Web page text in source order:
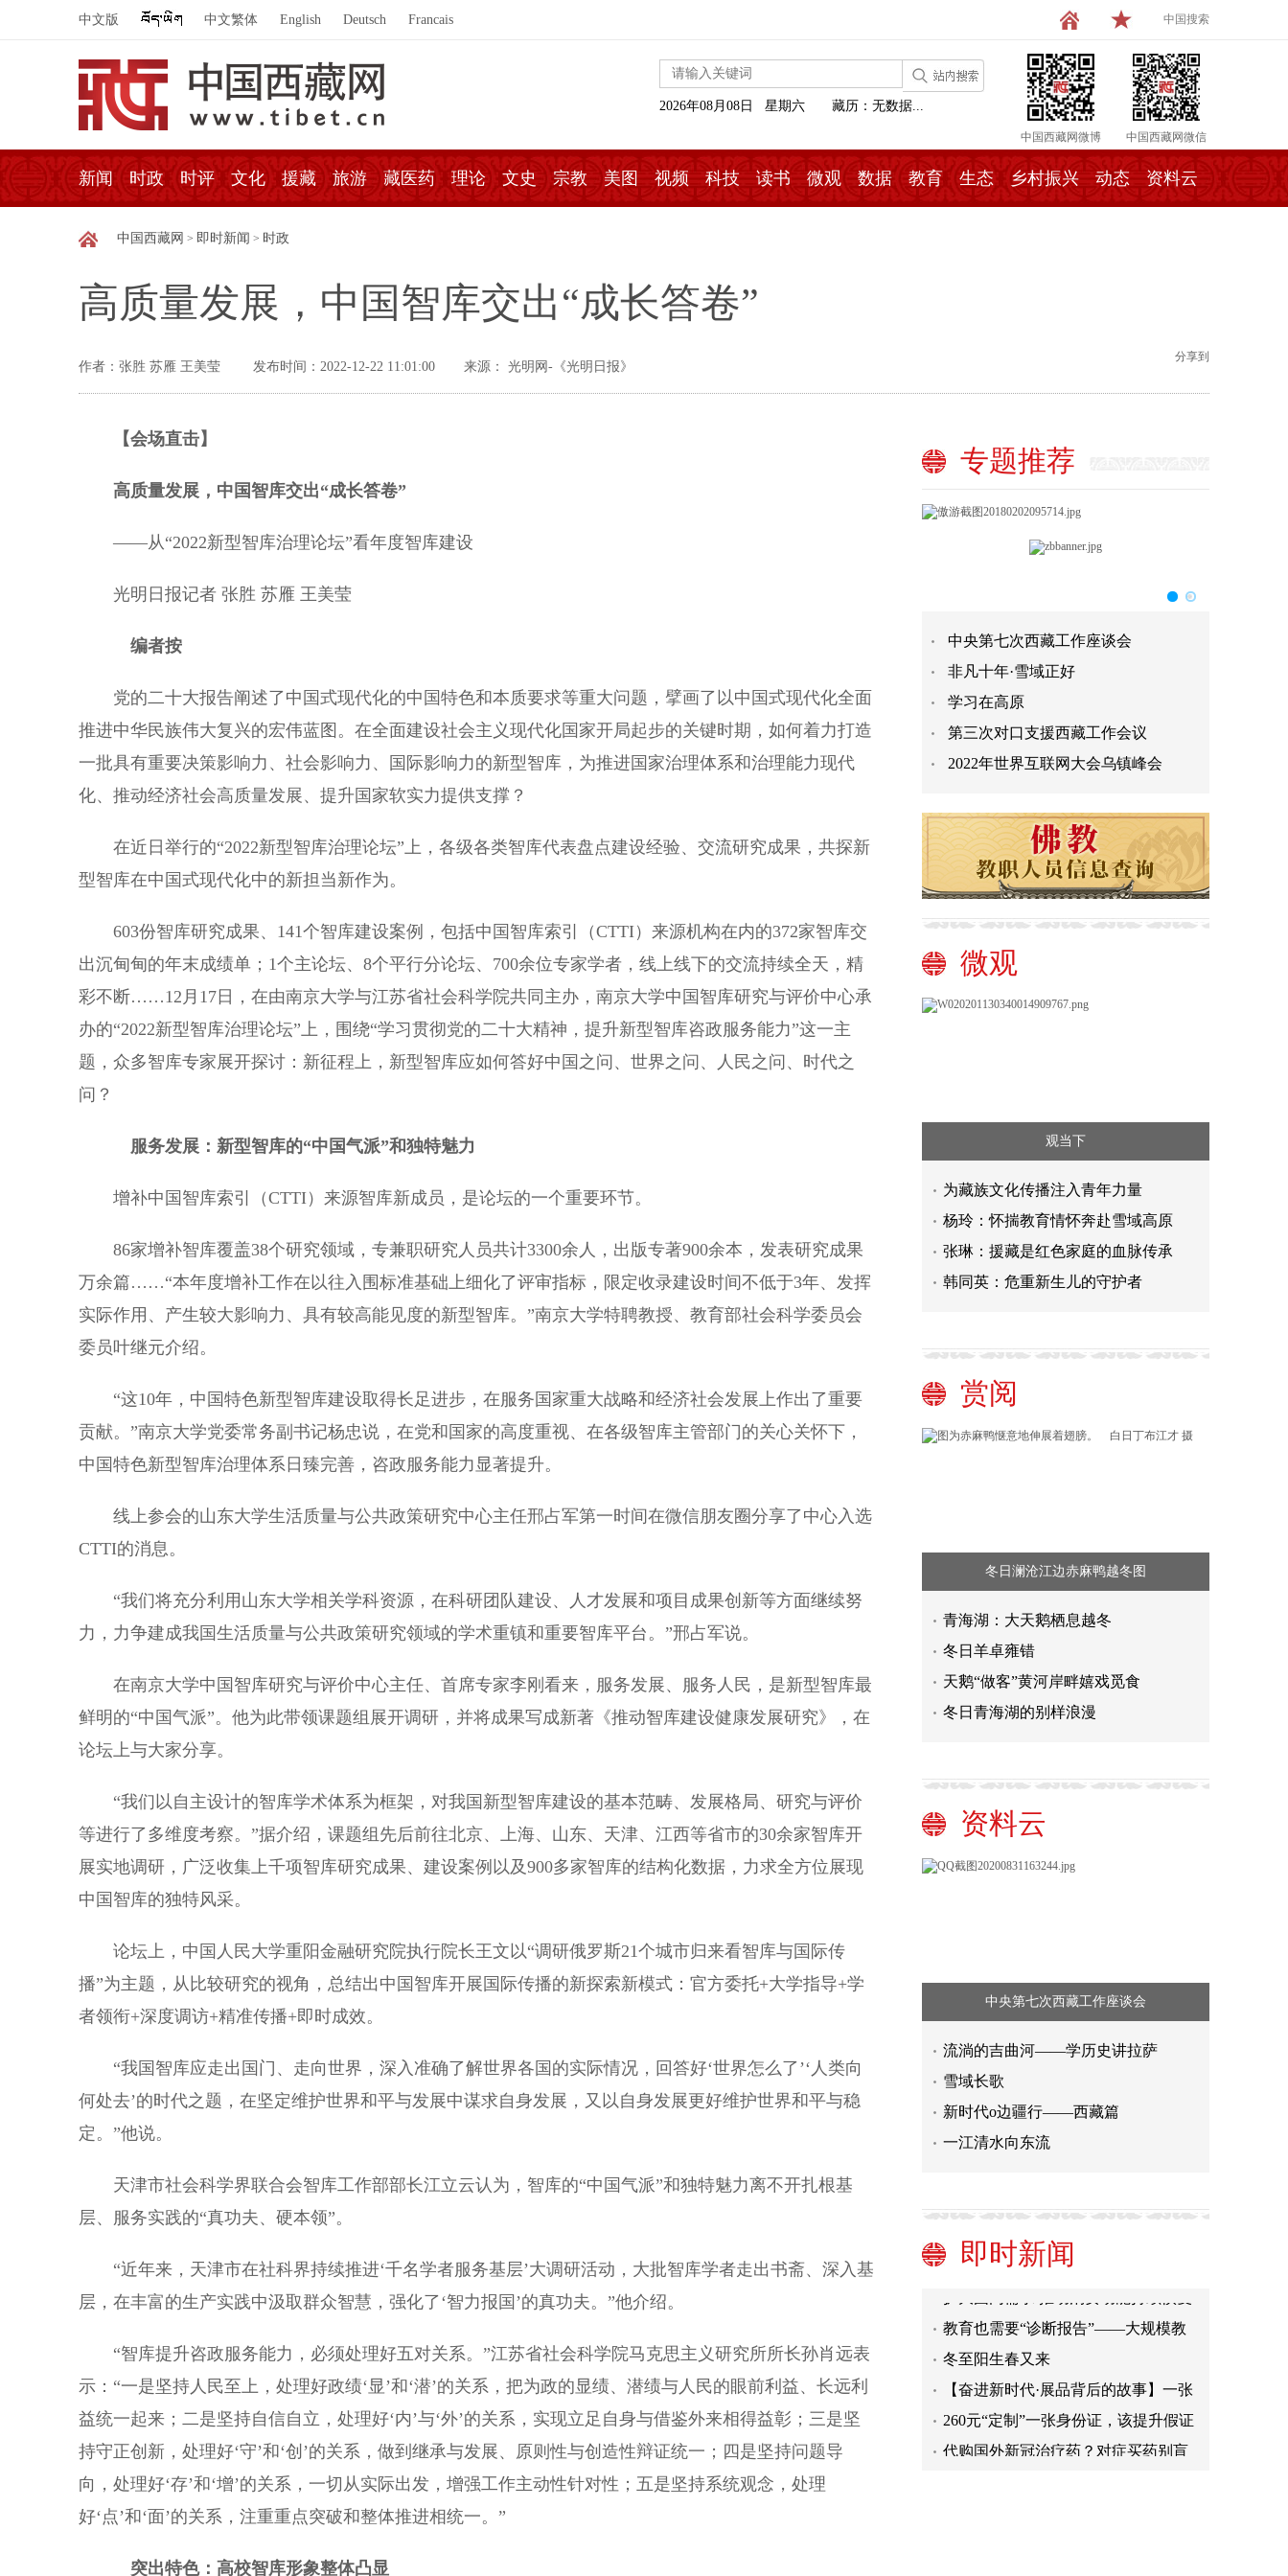
中文版 中文繁体 English Deutsch Francais 中国搜索
中国西藏网微博 中国西藏网微信
2026年08月08日 星期六 藏历：无数据...
新闻 时政 时评 文化 援藏 旅游 藏医药 理论 文史 宗教 美图 视频 科技 读书 微观 数据 教育 生态 乡村振兴 动态 资料云
中国西藏网 > 即时新闻 > 时政
高质量发展，中国智库交出“成长答卷”
作者：张胜 苏雁 王美莹 发布时间：2022-12-22 11:01:00 来源： 光明网-《光明日报》
分享到
【会场直击】
高质量发展，中国智库交出“成长答卷”
——从“2022新型智库治理论坛”看年度智库建设
光明日报记者 张胜 苏雁 王美莹
编者按
党的二十大报告阐述了中国式现代化的中国特色和本质要求等重大问题，擘画了以中国式现代化全面
推进中华民族伟大复兴的宏伟蓝图。在全面建设社会主义现代化国家开局起步的关键时期，如何着力打造
一批具有重要决策影响力、社会影响力、国际影响力的新型智库，为推进国家治理体系和治理能力现代
化、推动经济社会高质量发展、提升国家软实力提供支撑？
在近日举行的“2022新型智库治理论坛”上，各级各类智库代表盘点建设经验、交流研究成果，共探新
型智库在中国式现代化中的新担当新作为。
603份智库研究成果、141个智库建设案例，包括中国智库索引（CTTI）来源机构在内的372家智库交
出沉甸甸的年末成绩单；1个主论坛、8个平行分论坛、700余位专家学者，线上线下的交流持续全天，精
彩不断……12月17日，在由南京大学与江苏省社会科学院共同主办，南京大学中国智库研究与评价中心承
办的“2022新型智库治理论坛”上，围绕“学习贯彻党的二十大精神，提升新型智库咨政服务能力”这一主
题，众多智库专家展开探讨：新征程上，新型智库应如何答好中国之问、世界之问、人民之问、时代之
问？
服务发展：新型智库的“中国气派”和独特魅力
增补中国智库索引（CTTI）来源智库新成员，是论坛的一个重要环节。
86家增补智库覆盖38个研究领域，专兼职研究人员共计3300余人，出版专著900余本，发表研究成果
万余篇……“本年度增补工作在以往入围标准基础上细化了评审指标，限定收录建设时间不低于3年、发挥
实际作用、产生较大影响力、具有较高能见度的新型智库。”南京大学特聘教授、教育部社会科学委员会
委员叶继元介绍。
“这10年，中国特色新型智库建设取得长足进步，在服务国家重大战略和经济社会发展上作出了重要
贡献。”南京大学党委常务副书记杨忠说，在党和国家的高度重视、在各级智库主管部门的关心关怀下，
中国特色新型智库治理体系日臻完善，咨政服务能力显著提升。
线上参会的山东大学生活质量与公共政策研究中心主任邢占军第一时间在微信朋友圈分享了中心入选
CTTI的消息。
“我们将充分利用山东大学相关学科资源，在科研团队建设、人才发展和项目成果创新等方面继续努
力，力争建成我国生活质量与公共政策研究领域的学术重镇和重要智库平台。”邢占军说。
在南京大学中国智库研究与评价中心主任、首席专家李刚看来，服务发展、服务人民，是新型智库最
鲜明的“中国气派”。他为此带领课题组展开调研，并将成果写成新著《推动智库建设健康发展研究》，在
论坛上与大家分享。
“我们以自主设计的智库学术体系为框架，对我国新型智库建设的基本范畴、发展格局、研究与评价
等进行了多维度考察。”据介绍，课题组先后前往北京、上海、山东、天津、江西等省市的30余家智库开
展实地调研，广泛收集上千项智库研究成果、建设案例以及900多家智库的结构化数据，力求全方位展现
中国智库的独特风采。
论坛上，中国人民大学重阳金融研究院执行院长王文以“调研俄罗斯21个城市归来看智库与国际传
播”为主题，从比较研究的视角，总结出中国智库开展国际传播的新探索新模式：官方委托+大学指导+学
者领衔+深度调访+精准传播+即时成效。
“我国智库应走出国门、走向世界，深入准确了解世界各国的实际情况，回答好‘世界怎么了’‘人类向
何处去’的时代之题，在坚定维护世界和平与发展中谋求自身发展，又以自身发展更好维护世界和平与稳
定。”他说。
天津市社会科学界联合会智库工作部部长江立云认为，智库的“中国气派”和独特魅力离不开扎根基
层、服务实践的“真功夫、硬本领”。
“近年来，天津市在社科界持续推进‘千名学者服务基层’大调研活动，大批智库学者走出书斋、深入基
层，在丰富的生产实践中汲取群众智慧，强化了‘智力报国’的真功夫。”他介绍。
“智库提升咨政服务能力，必须处理好五对关系。”江苏省社会科学院马克思主义研究所所长孙肖远表
示：“一是坚持人民至上，处理好政绩‘显’和‘潜’的关系，把为政的显绩、潜绩与人民的眼前利益、长远利
益统一起来；二是坚持自信自立，处理好‘内’与‘外’的关系，实现立足自身与借鉴外来相得益彰；三是坚
持守正创新，处理好‘守’和‘创’的关系，做到继承与发展、原则性与创造性辩证统一；四是坚持问题导
向，处理好‘存’和‘增’的关系，一切从实际出发，增强工作主动性针对性；五是坚持系统观念，处理
好‘点’和‘面’的关系，注重重点突破和整体推进相统一。”
突出特色：高校智库形象整体凸显
专题推荐
中央第七次西藏工作座谈会
非凡十年·雪域正好
学习在高原
第三次对口支援西藏工作会议
2022年世界互联网大会乌镇峰会
微观
观当下
为藏族文化传播注入青年力量
杨玲：怀揣教育情怀奔赴雪域高原
张琳：援藏是红色家庭的血脉传承
韩同英：危重新生儿的守护者
赏阅
冬日澜沧江边赤麻鸭越冬图
青海湖：大天鹅栖息越冬
冬日羊卓雍错
天鹅“做客”黄河岸畔嬉戏觅食
冬日青海湖的别样浪漫
资料云
中央第七次西藏工作座谈会
流淌的吉曲河——学历史讲拉萨
雪域长歌
新时代o边疆行——西藏篇
一江清水向东流
即时新闻
类脑智能：人造超级大脑
以科技创新促进经济社会全面发展